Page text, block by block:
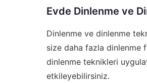
Evde Dinlenme ve
Dinlenme ve dinlenme
size daha fazla dinlenme
dinlenme teknikleri
etkileyebilirsiniz.